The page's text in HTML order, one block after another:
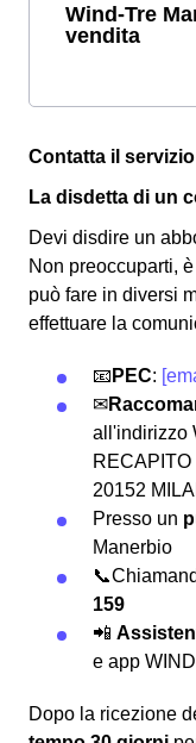
Wind-Tre
vendita
Contatta il
La disdetta di un
Devi disdire un
Non preoccuparti,
può fare in diversi
effettuare la
📧 PEC:
✉
all'indirizzo
20152
Presso un
Manerbio
159
📲
e app
Dopo la ricezione